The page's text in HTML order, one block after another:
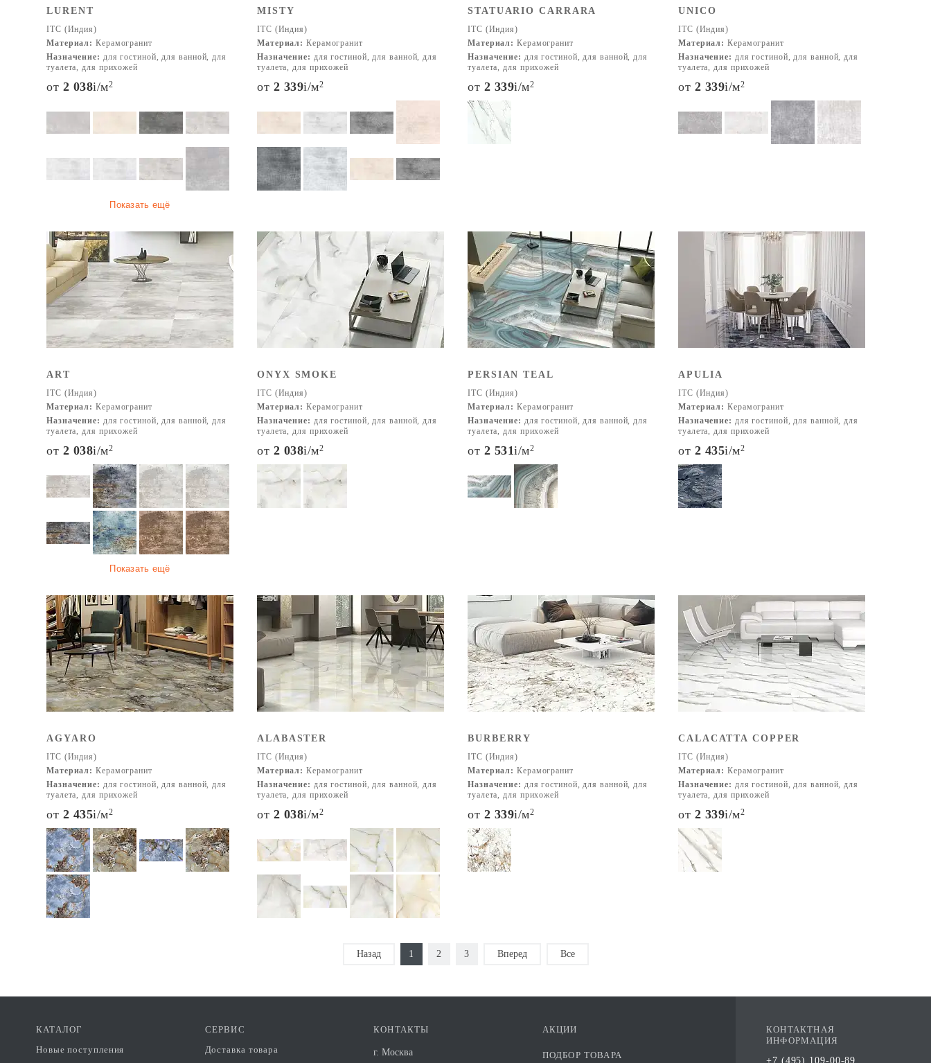
LURENT
ITC (Индия)
Материал: Керамогранит
Назначение: для гостиной, для ванной, для
туалета, для прихожей
от 2 038i/м2
Показать ещё
MISTY
ITC (Индия)
Материал: Керамогранит
Назначение: для гостиной, для ванной, для
туалета, для прихожей
от 2 339i/м2
STATUARIO CARRARA
ITC (Индия)
Материал: Керамогранит
Назначение: для гостиной, для ванной, для
туалета, для прихожей
от 2 339i/м2
UNICO
ITC (Индия)
Материал: Керамогранит
Назначение: для гостиной, для ванной, для
туалета, для прихожей
от 2 339i/м2
ART
ITC (Индия)
Материал: Керамогранит
Назначение: для гостиной, для ванной, для
туалета, для прихожей
от 2 038i/м2
Показать ещё
ONYX SMOKE
ITC (Индия)
Материал: Керамогранит
Назначение: для гостиной, для ванной, для
туалета, для прихожей
от 2 038i/м2
PERSIAN TEAL
ITC (Индия)
Материал: Керамогранит
Назначение: для гостиной, для ванной, для
туалета, для прихожей
от 2 531i/м2
APULIA
ITC (Индия)
Материал: Керамогранит
Назначение: для гостиной, для ванной, для
туалета, для прихожей
от 2 435i/м2
AGYARO
ITC (Индия)
Материал: Керамогранит
Назначение: для гостиной, для ванной, для
туалета, для прихожей
от 2 435i/м2
ALABASTER
ITC (Индия)
Материал: Керамогранит
Назначение: для гостиной, для ванной, для
туалета, для прихожей
от 2 038i/м2
BURBERRY
ITC (Индия)
Материал: Керамогранит
Назначение: для гостиной, для ванной, для
туалета, для прихожей
от 2 339i/м2
CALACATTA COPPER
ITC (Индия)
Материал: Керамогранит
Назначение: для гостиной, для ванной, для
туалета, для прихожей
от 2 339i/м2
Назад 1 2 3 Вперед Все
КОНТАКТНАЯ
ИНФОРМАЦИЯ
+7 (495) 109-00-89
КАТАЛОГ
Новые поступления
СЕРВИС
Доставка товара
КОНТАКТЫ
г. Москва
АКЦИИ
ПОДБОР ТОВАРА